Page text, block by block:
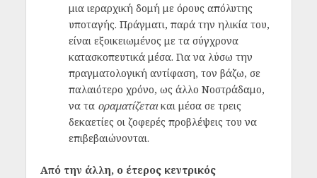
μια ιεραρχική δομή με όρους απόλυτης
υποταγής. Πράγματι, παρά την ηλικία του,
είναι εξοικειωμένος με τα σύγχρονα
κατασκοπευτικά μέσα. Για να λύσω την
πραγματολογική αντίφαση, τον βάζω, σε
παλαιότερο χρόνο, ως άλλο Νοστράδαμο,
να τα οραματίζεταικαι μέσα σε τρεις
δεκαετίες οι ζοφερές προβλέψεις του να
επιβεβαιώνονται.
Από την άλλη, ο έτερος κεντρικός